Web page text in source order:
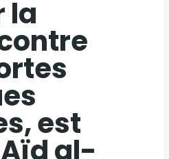
la
est
al-